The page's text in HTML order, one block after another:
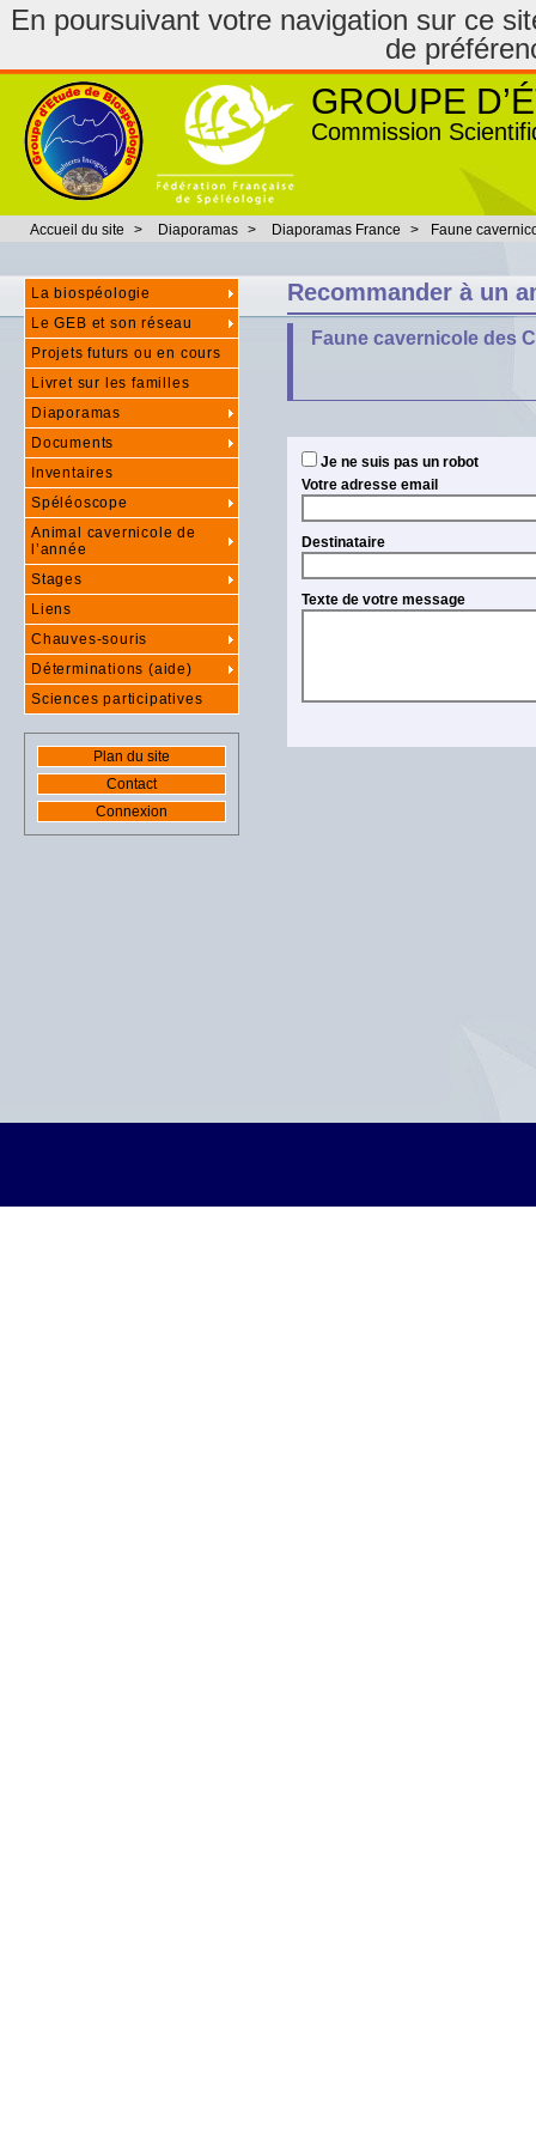
En poursuivant votre navigation sur ce
de
GROUPE
Commission
Accueil du site > Diaporamas > Diaporamas France > Faune
Recommander à un
Faune cavernicole des
Je ne suis pas un robot
Votre adresse email
Destinataire
Texte de votre message
La biospéologie
Le GEB et son réseau
Projets futurs ou en cours
Livret sur les familles
Diaporamas
Documents
Inventaires
Spéléoscope
Animal cavernicole de
l’année
Stages
Liens
Chauves-souris
Déterminations (aide)
Sciences participatives
Plan du site
Contact
Connexion